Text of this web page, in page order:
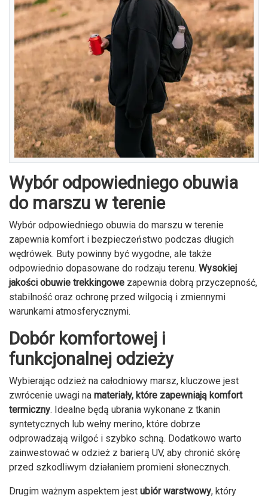
Wybór odpowiedniego obuwia
do marszu w terenie
Wybór odpowiedniego obuwia do marszu w terenie
zapewnia komfort i bezpieczeństwo podczas długich
wędrówek. Buty powinny być wygodne, ale także
odpowiednio dopasowane do rodzaju terenu. Wysokiej
jakości obuwie trekkingowe zapewnia dobrą przyczepność,
stabilność oraz ochronę przed wilgocią i zmiennymi
warunkami atmosferycznymi.
Dobór komfortowej i
funkcjonalnej odzieży
Wybierając odzież na całodniowy marsz, kluczowe jest
zwrócenie uwagi na materiały, które zapewniają komfort
termiczny. Idealne będą ubrania wykonane z tkanin
syntetycznych lub wełny merino, które dobrze
odprowadzają wilgoć i szybko schną. Dodatkowo warto
zainwestować w odzież z barierą UV, aby chronić skórę
przed szkodliwym działaniem promieni słonecznych.
Drugim ważnym aspektem jest ubiór warstwowy, który